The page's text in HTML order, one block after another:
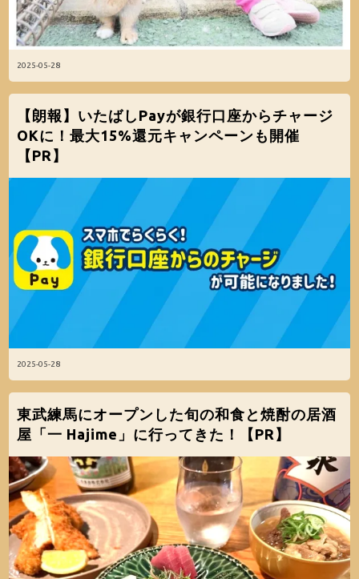
2025-05-28
2025-05-28
【朗報】いたばしPayが銀行口座からチャージ
OKに！最大15%還元キャンペーンも開催
【PR】
東武練馬にオープンした旬の和食と焼酎の居酒
屋「一 Hajime」に行ってきた！【PR】